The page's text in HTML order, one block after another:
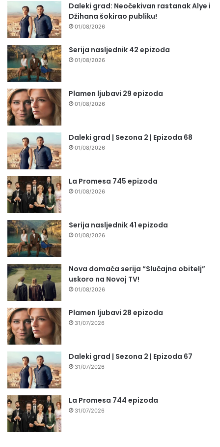
Daleki grad: Neočekivan rastanak Alye i
Džihana šokirao publiku!
01/08/2026
Serija nasljednik 42 epizoda
01/08/2026
Plamen ljubavi 29 epizoda
01/08/2026
Daleki grad | Sezona 2 | Epizoda 68
01/08/2026
La Promesa 745 epizoda
01/08/2026
Serija nasljednik 41 epizoda
01/08/2026
Nova domaća serija “Slučajna obitelj”
uskoro na Novoj TV!
01/08/2026
Plamen ljubavi 28 epizoda
31/07/2026
Daleki grad | Sezona 2 | Epizoda 67
31/07/2026
La Promesa 744 epizoda
31/07/2026